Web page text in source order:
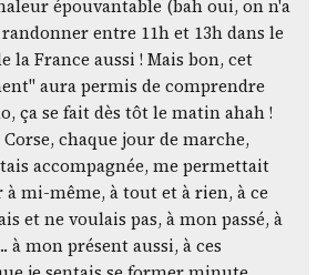
épouvantable (bah oui, on n'a
randonner entre 11h et 13h dans le
la France aussi ! Mais bon, cet
aura permis de comprendre
ça se fait dès tôt le matin ahah !
chaque jour de marche,
accompagnée, me permettait
mi-même, à tout et à rien, à ce
et ne voulais pas, à mon passé, à
à mon présent aussi, à ces